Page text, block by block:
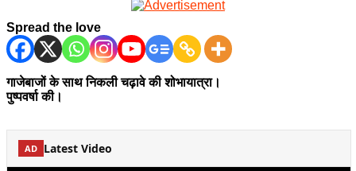
Spread the love
गाजेबाजों के साथ निकली चढ़ावे की शोभायात्रा।
पुष्पवर्षा की।
AD Latest Video